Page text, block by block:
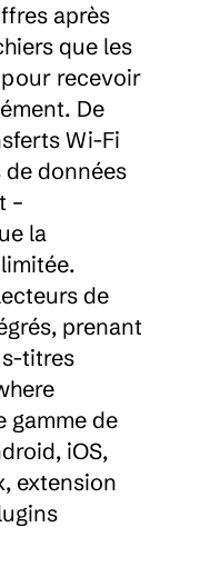
après
que les
recevoir
De
Wi-Fi
données
–
la
de
prenant
titres
gamme de
iOS,
extension